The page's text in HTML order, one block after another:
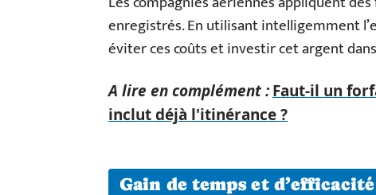
enregistrés. En utilisant intelligemment
éviter ces coûts et investir cet argent
A lire en complément :Faut-il un
inclut déjà l'itinérance ?
Gain de temps et d’efficacité